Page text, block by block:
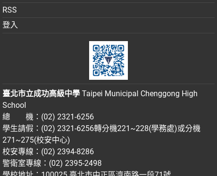
RSS
登入
臺北市立成功高級中學 Taipei Municipal Chenggong High
School
總 機：(02) 2321-6256
學生請假：(02) 2321-6256轉分機221~228(學務處)或分機
271~275(校安中心)
校安專線：(02) 2394-8286
警衛室專線：(02) 2395-2498